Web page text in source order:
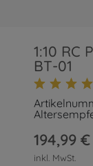
1:10 RC
BT-01
194,99 €
inkl. MwSt.